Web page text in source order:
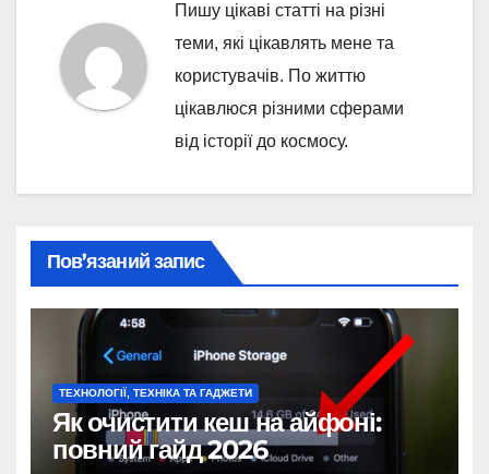
Пишу цікаві статті на різні
теми, які цікавлять мене та
користувачів. По життю
цікавлюся різними сферами
від історії до космосу.
Пов’язаний запис
ТЕХНОЛОГІЇ, ТЕХНІКА ТА ГАДЖЕТИ
Як очистити кеш на айфоні:
повний гайд 2026